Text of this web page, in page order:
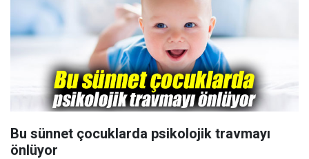
Bu sünnet çocuklarda psikolojik travmayı
önlüyor